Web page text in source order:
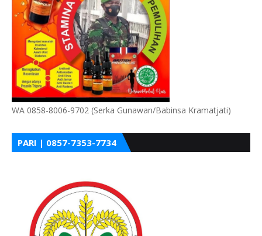
WA 0858-8006-9702 (Serka Gunawan/Babinsa Kramatjati)
PARI | 0857-7353-7734